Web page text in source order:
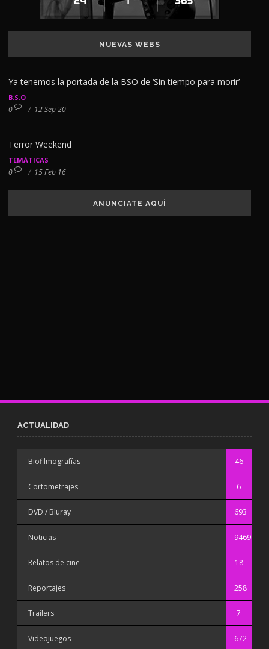
NUEVAS WEBS
Ya tenemos la portada de la BSO de ‘Sin tiempo para morir’
B.S.O
0 / 12 Sep 20
Terror Weekend
TEMÁTICAS
0 / 15 Feb 16
ANUNCIATE AQUÍ
ACTUALIDAD
Biofilmografías 46
Cortometrajes 6
DVD / Bluray 693
Noticias 9469
Relatos de cine 18
Reportajes 258
Trailers 7
Videojuegos 672